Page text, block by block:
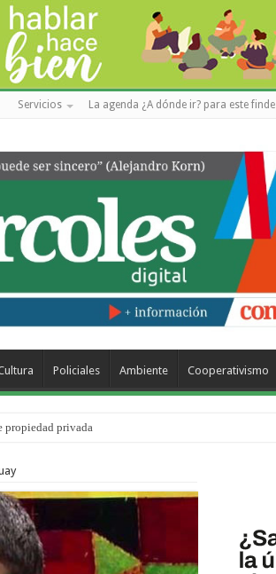
Servicios La agenda ¿A dónde ir? para este finde
Policiales Ambiente Cooperativismo
propiedad privada